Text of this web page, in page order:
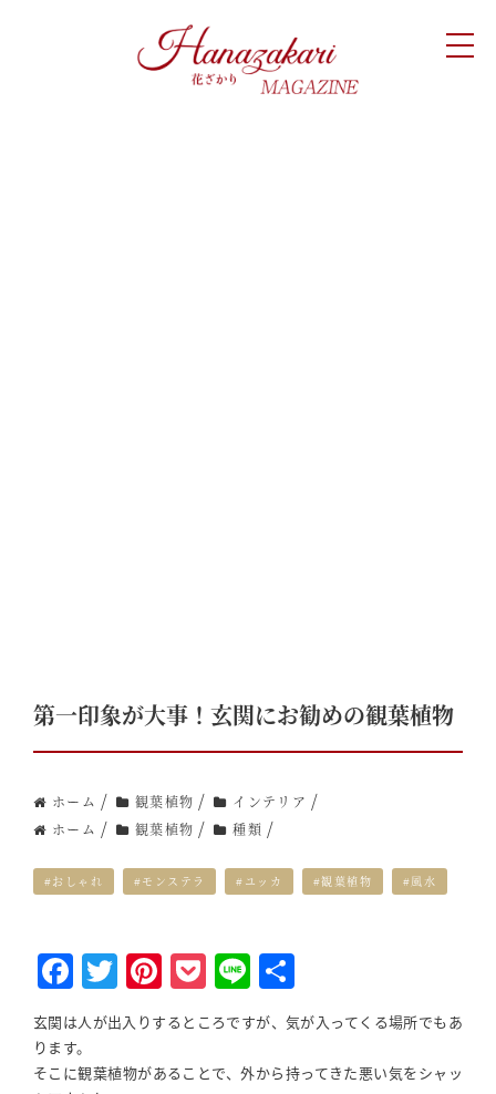
第一印象が大事！玄関にお勧めの観葉植物
ホーム / 観葉植物 / インテリア /
ホーム / 観葉植物 / 種類 /
#おしゃれ #モンステラ #ユッカ #観葉植物 #風水
F
a
c
e
T
w
itt
e
Pi
nt
e
r
P
o
c
k
Li
n
e
h
a
r
玄関は人が出入りするところですが、気が入ってくる場所でもあ
ります。
そこに観葉植物があることで、外から持ってきた悪い気をシャッ